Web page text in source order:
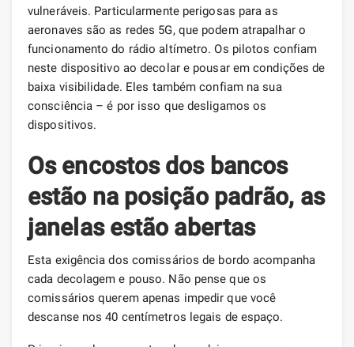
vulneráveis. Particularmente perigosas para as
aeronaves são as redes 5G, que podem atrapalhar o
funcionamento do rádio altímetro. Os pilotos confiam
neste dispositivo ao decolar e pousar em condições de
baixa visibilidade. Eles também confiam na sua
consciência – é por isso que desligamos os
dispositivos.
Os encostos dos bancos
estão na posição padrão, as
janelas estão abertas
Esta exigência dos comissários de bordo acompanha
cada decolagem e pouso. Não pense que os
comissários querem apenas impedir que você
descanse nos 40 centímetros legais de espaço.